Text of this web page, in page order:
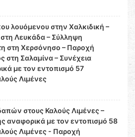
λουόμενου στην Χαλκιδική –
Λευκάδα – Σύλληψη
στη Χερσόνησο – Παροχή
στη Σαλαμίνα – Συνέχεια
με τον εντοπισμό 57
Λιμένες
στους Καλούς Λιμένες –
αναφορικά με τον εντοπισμό 58
Λιμένες - Παροχή